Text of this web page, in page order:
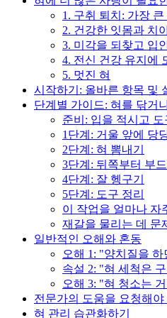
1. 구취 퇴치: 가장 큰
2. 건강한 잇몸과 치
3. 미각을 되찾고 입
4. 전신 건강 유지에
5. 멋진 혀
시작하기: 올바른 항목 및
단계별 가이드: 혀를 닦거
준비: 입을 적시고 도
1단계: 거울 앞에 당
2단계: 혀 뽐내기
3단계: 뒤쪽부터 부
4단계: 잘 헹구기
5단계: 도구 정리
이 작업을 얼마나 자
재갈을 물리는 데 문
일반적인 오해와 혼동
오해 1: "양치질을
속설 2: "혀 세척은
오해 3: "혀 청소는
전문가의 도움을 요청해야
혀 관리 습관화하기